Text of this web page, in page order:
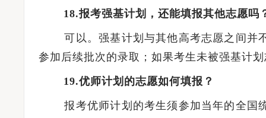
18.报考强基计划，还能填报其他志愿吗
可以。强基计划与其他高考志愿之间并不
参加后续批次的录取；如果考生未被强基计
19.优师计划的志愿如何填报？
报考优师计划的考生须参加当年的全国统